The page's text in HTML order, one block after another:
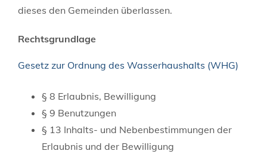
dieses den Gemeinden überlassen.
Rechtsgrundlage
Gesetz zur Ordnung des Wasserhaushalts (WHG)
§ 8 Erlaubnis, Bewilligung
§ 9 Benutzungen
§ 13 Inhalts- und Nebenbestimmungen der
Erlaubnis und der Bewilligung